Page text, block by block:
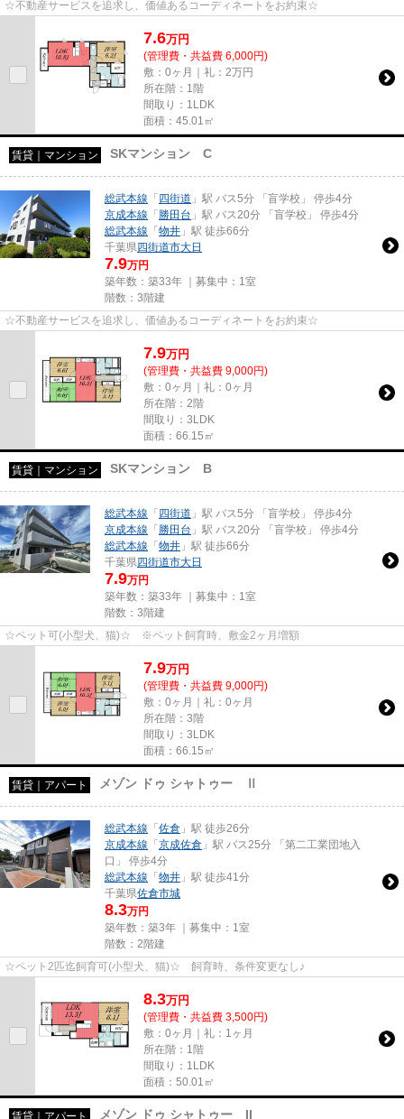
☆不動産サービスを追求し、価値あるコーディネートをお約束☆
7.6万円
(管理費・共益費 6,000円)
敷：0ヶ月｜礼：2万円
所在階：1階
間取り：1LDK
面積：45.01㎡
賃貸｜マンション SKマンション C
総武本線 「四街道 」駅 バス5分 「盲学校」 停歩4分
京成本線 「勝田台 」駅 バス20分 「盲学校」 停歩4分
総武本線 「物井 」駅 徒歩66分
千葉県四街道市大日
7.9万円
築年数：築33年 ｜募集中： 1室
階数：3階建
☆不動産サービスを追求し、価値あるコーディネートをお約束☆
7.9万円
(管理費・共益費 9,000円)
敷：0ヶ月｜礼：0ヶ月
所在階：2階
間取り：3LDK
面積：66.15㎡
賃貸｜マンション SKマンション B
総武本線 「四街道 」駅 バス5分 「盲学校」 停歩4分
京成本線 「勝田台 」駅 バス20分 「盲学校」 停歩4分
総武本線 「物井 」駅 徒歩66分
千葉県四街道市大日
7.9万円
築年数：築33年 ｜募集中： 1室
階数：3階建
☆ペット可(小型犬、猫)☆ ※ペット飼育時、敷金2ヶ月増額
7.9万円
(管理費・共益費 9,000円)
敷：0ヶ月｜礼：0ヶ月
所在階：3階
間取り：3LDK
面積：66.15㎡
賃貸｜アパート メゾン ドゥ シャトゥー Ⅱ
総武本線 「佐倉 」駅 徒歩26分
京成本線 「京成佐倉 」駅 バス25分 「第二工業団地入
口」 停歩4分
総武本線 「物井 」駅 徒歩41分
千葉県佐倉市城
8.3万円
築年数：築3年 ｜募集中： 1室
階数：2階建
☆ペット2匹迄飼育可(小型犬、猫)☆ 飼育時、条件変更なし♪
8.3万円
(管理費・共益費 3,500円)
敷：0ヶ月｜礼：1ヶ月
所在階：1階
間取り：1LDK
面積：50.01㎡
賃貸｜アパート メゾン ドゥ シャトゥー II